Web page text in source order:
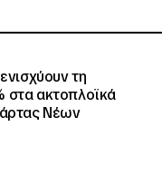
τη
στα ακτοπλοϊκά
Νέων